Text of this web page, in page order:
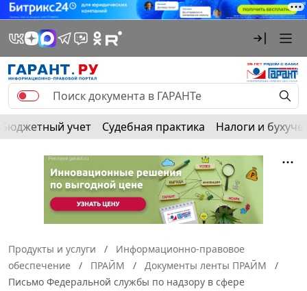
Бюджетный учет Судебная практика Налоги и
Продукты и услуги
Информационно-правовое
обеспечение
ПРАЙМ
Документы ленты ПРАЙМ
Письмо Федеральной службы по надзору в сфере